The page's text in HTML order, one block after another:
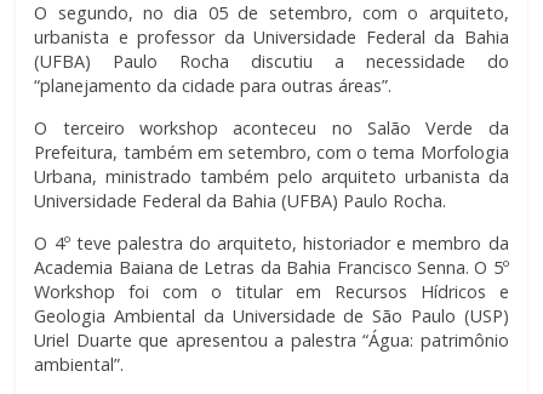
O segundo, no dia 05 de setembro, com o arquiteto,
urbanista e professor da Universidade Federal da Bahia
(UFBA) Paulo Rocha discutiu a necessidade do
“planejamento da cidade para outras áreas”.
O terceiro workshop aconteceu no Salão Verde da
Prefeitura, também em setembro, com o tema Morfologia
Urbana, ministrado também pelo arquiteto urbanista da
Universidade Federal da Bahia (UFBA) Paulo Rocha.
O 4º teve palestra do arquiteto, historiador e membro da
Academia Baiana de Letras da Bahia Francisco Senna. O 5º
Workshop foi com o titular em Recursos Hídricos e
Geologia Ambiental da Universidade de São Paulo (USP)
Uriel Duarte que apresentou a palestra “Água: patrimônio
ambiental”.